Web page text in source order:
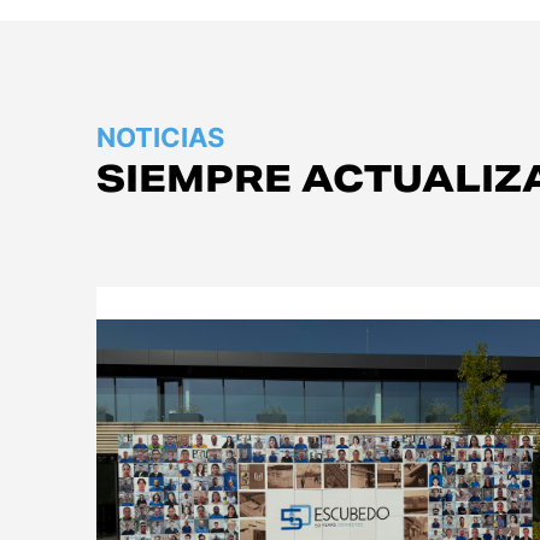
NOTICIAS
SIEMPRE